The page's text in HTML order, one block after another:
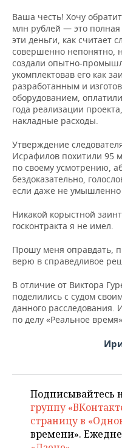
Ваша честь! Хочу
млн рублей — это полная
эти деньги, как считает
совершенно непонятно,
создали опытно-
укомплектовав его как
разработанным и
оборудованием,
года реализации
накладные расходы.
Утверждение
Исрафилов похитили 95
по своему усмотрению,
бездоказательно,
если даже не
Никакой корыстной
госконтракта я не имел.
Прошу меня оправдать,
верю в справедливое
В отличие от Виктора
поделились с судом
данного
по делу «Реальное
Подписывайтесь
группу
страницу в
времени».